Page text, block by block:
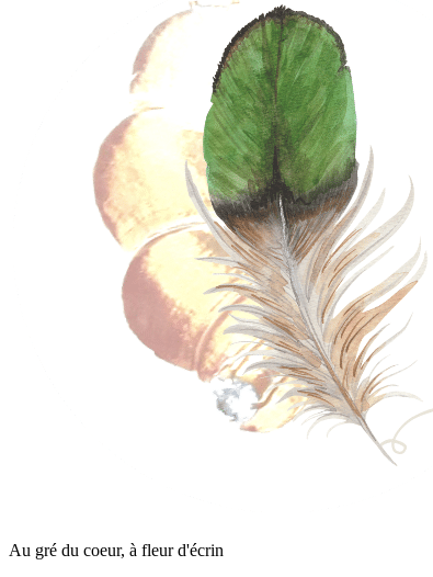
Au gré du coeur, à fleur d'écrin